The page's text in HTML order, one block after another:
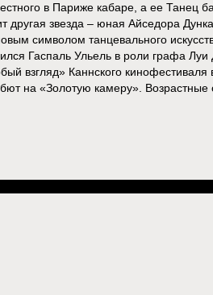
в Париже кабаре, а ее Танец
другая звезда – юная Айседора
символом танцевального
Гаспаль Ульель в роли графа
взгляд» Каннского
на «Золотую камеру». Возрастные